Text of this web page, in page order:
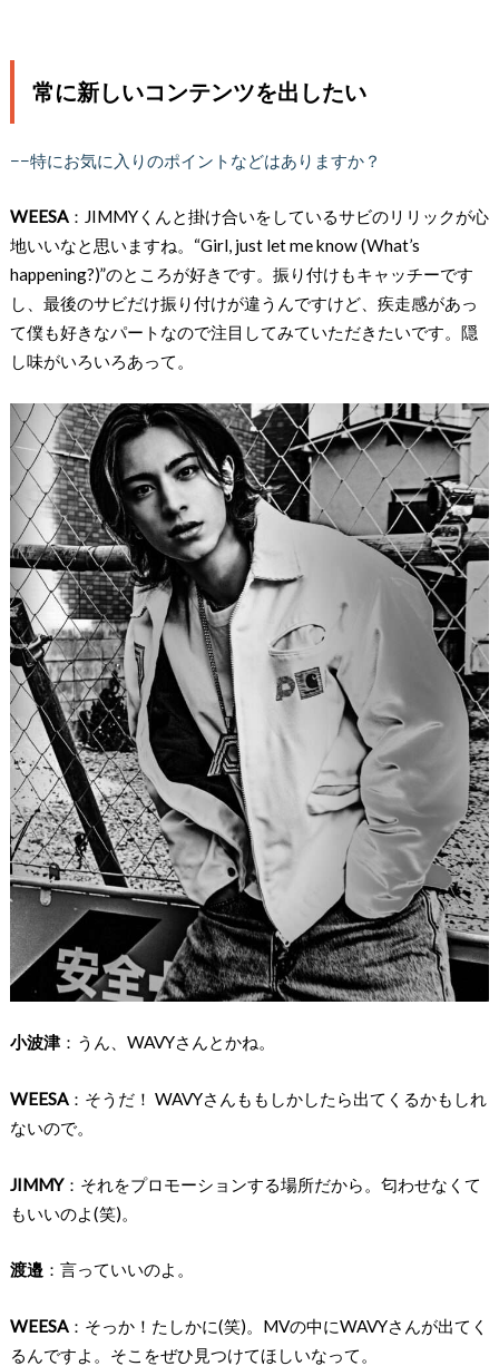
常に新しいコンテンツを出したい
−−特にお気に入りのポイントなどはありますか？
WEESA：JIMMYくんと掛け合いをしているサビのリリックが心
地いいなと思いますね。“Girl, just let me know (What’s
happening?)”のところが好きです。振り付けもキャッチーです
し、最後のサビだけ振り付けが違うんですけど、疾走感があっ
て僕も好きなパートなので注目してみていただきたいです。隠
し味がいろいろあって。
小波津：うん、WAVYさんとかね。
WEESA：そうだ！ WAVYさんももしかしたら出てくるかもしれ
ないので。
JIMMY：それをプロモーションする場所だから。匂わせなくて
もいいのよ(笑)。
渡邉：言っていいのよ。
WEESA：そっか！たしかに(笑)。MVの中にWAVYさんが出てく
るんですよ。そこをぜひ見つけてほしいなって。